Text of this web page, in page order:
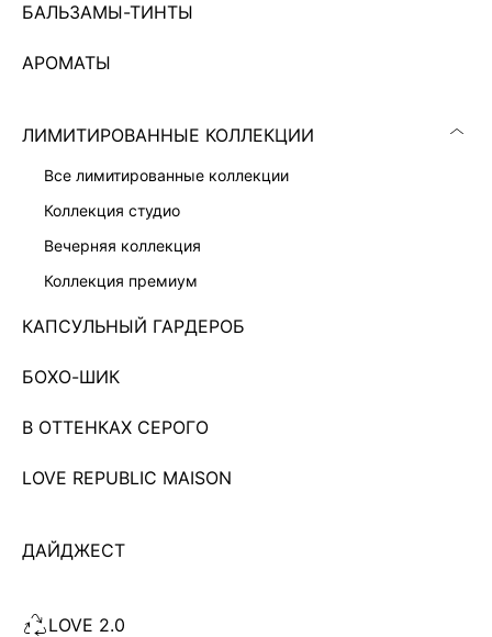
БАЛЬЗАМЫ-ТИНТЫ
АРОМАТЫ
ЛИМИТИРОВАННЫЕ КОЛЛЕКЦИИ
все лимитированные коллекции
коллекция студио
вечерняя коллекция
коллекция премиум
КАПСУЛЬНЫЙ ГАРДЕРОБ
БОХО-ШИК
В ОТТЕНКАХ СЕРОГО
LOVE REPUBLIC MAISON
ДАЙДЖЕСТ
LOVE 2.0
ХАЛАТ ИЗ МОДАЛА
3 999 ₽
КАТАЛОГ